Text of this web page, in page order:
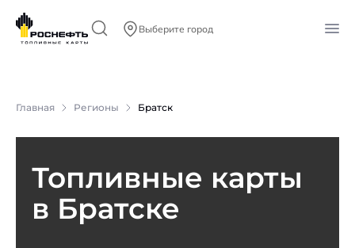
Выберите город
Главная Регионы Братск
Топливные карты
в Братске